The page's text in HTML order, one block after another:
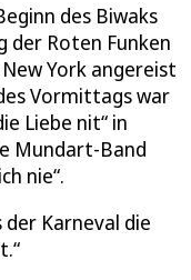
des Biwaks
der Roten Funken
York angereist
Vormittags war
Liebe nit“ in
Mundart-Band
nie“.
Karneval die